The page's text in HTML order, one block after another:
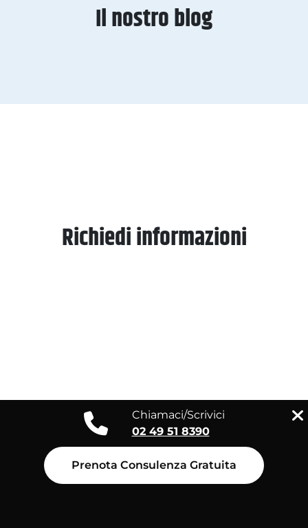
Il nostro blog
Richiedi informazioni
Chiamaci/Scrivici
02 49 51 8390
Prenota Consulenza Gratuita